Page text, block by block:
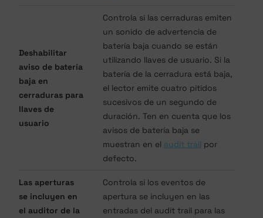
Deshabilitar
aviso de batería
baja en
cerraduras para
llaves de
usuario
Controla si las cerraduras emiten
un sonido de advertencia de
batería baja cuando se están
utilizando llaves de usuario. Si la
batería de la cerradura está baja,
el lector emite cuatro pitidos
sucesivos de un segundo de
duración. Ten en cuenta que los
avisos de batería baja se
muestran en el audit trail por
defecto.
Las aperturas
se incluyen en
el auditor de la
Controla si los eventos de
apertura se incluyen en las
entradas del audit trail para las